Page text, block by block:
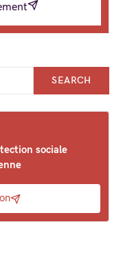
SEARCH
sociale